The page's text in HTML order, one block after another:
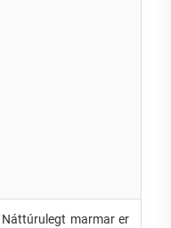
Náttúrulegt marmar er